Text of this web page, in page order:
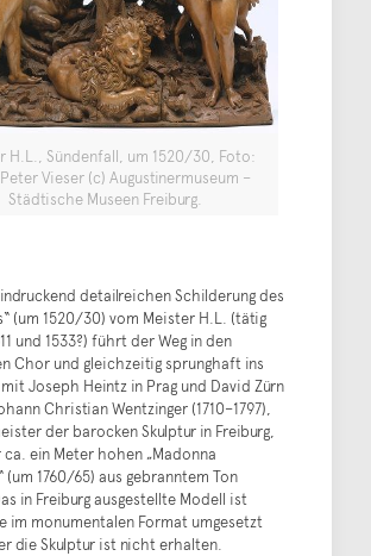
H.L., Sündenfall, um 1520/30, Foto:
Vieser (c) Augustinermuseum –
Städtische Museen Freiburg.
detailreichen Schilderung des
(um 1520/30) vom Meister H.L. (tätig
und 1533?) führt der Weg in den
Chor und gleichzeitig sprunghaft ins
Joseph Heintz in Prag und David Zürn
Christian Wentzinger (1710–1797),
der barocken Skulptur in Freiburg,
ein Meter hohen „Madonna
(um 1760/65) aus gebranntem Ton
in Freiburg ausgestellte Modell ist
im monumentalen Format umgesetzt
die Skulptur ist nicht erhalten.